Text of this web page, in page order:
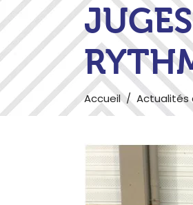
Accueil/ Actualités